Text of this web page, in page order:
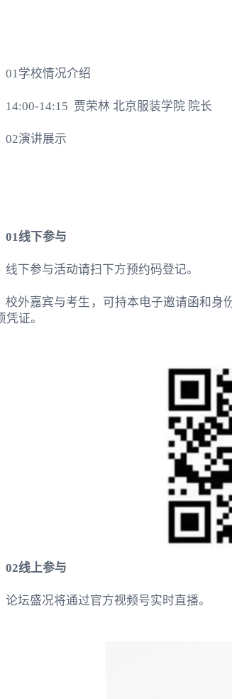
01学校情况介绍
14:00-14:15 贾荣林 北京服装学院 院长
02演讲展示
01线下参与
线下参与活动请扫下方预约码登记。
校外嘉宾与考生，可持本电子邀请函和身
凭证。
02线上参与
论坛盛况将通过官方视频号实时直播。